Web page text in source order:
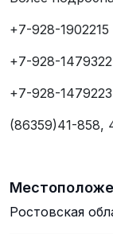
+7-928-1902215
+7-928-1479322
+7-928-1479223
(86359)41-858,
Ростовская